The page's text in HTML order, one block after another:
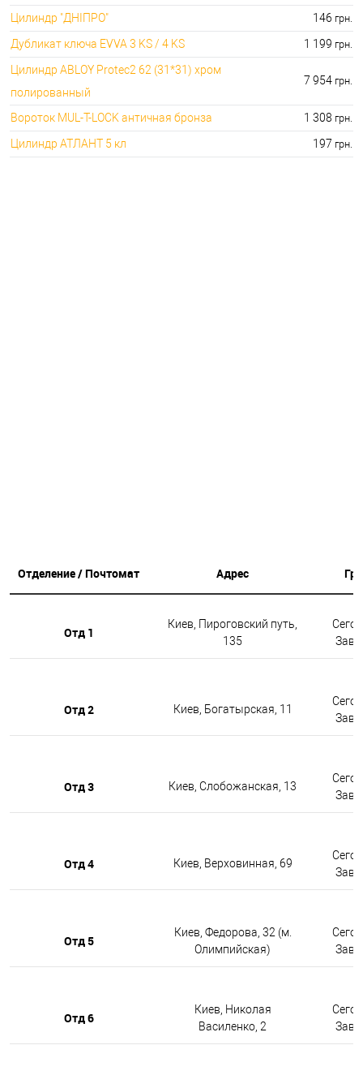
Цилиндр "ДНIПРО" 146 грн.
Дубликат ключа EVVA 3 KS / 4 KS 1 199 грн.
Цилиндр ABLOY Protec2 62 (31*31) хром
полированный
7 954 грн.
Вороток MUL-T-LOCK античная бронза 1 308 грн.
Цилиндр АТЛАНТ 5 кл 197 грн.
Отделение / Почтомат Адрес
Отд 1
Киев, Пироговский путь,
135
Отд 2 Киев, Богатырская, 11
Отд 3 Киев, Слобожанская, 13
Отд 4 Киев, Верховинная, 69
Отд 5
Киев, Федорова, 32 (м.
Олимпийская)
Отд 6
Киев, Николая
Василенко, 2